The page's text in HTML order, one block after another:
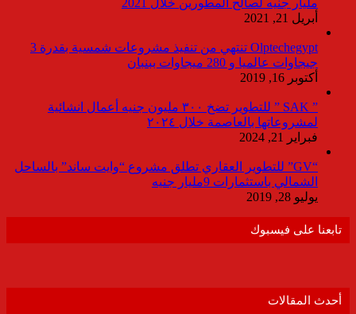
أبريل 21, 2021
Olptechegypt تنتهي من تنفيذ مشروعات شمسية بقدرة 3
جيجاوات عالميا و 280 ميجاوات ببنبان
أكتوبر 16, 2019
” SAK ” للتطوير تضخ ٣٠٠ مليون جنيه أعمال انشائية
لمشروعاتها بالعاصمة خلال ٢٠٢٤
فبراير 21, 2024
“GV” للتطوير العقاري تطلق مشروع “وايت ساند” بالساحل
الشمالي باستثمارات 9مليار جنيه
يوليو 28, 2019
تابعنا على فيسبوك
أحدث المقالات